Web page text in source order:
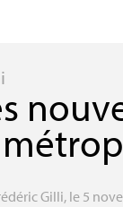
Gilli, le 5